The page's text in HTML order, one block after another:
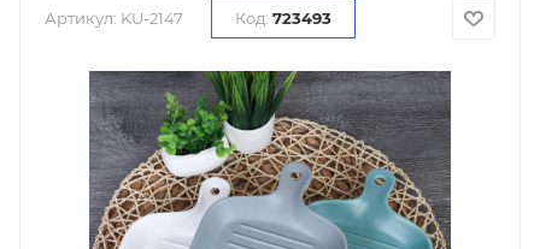
Артикул: KU-2147 Код: 723493